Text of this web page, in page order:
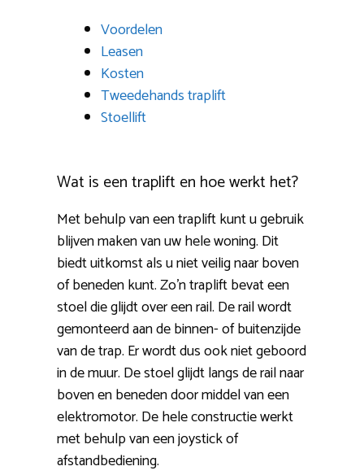
Voordelen
Leasen
Kosten
Tweedehands traplift
Stoellift
Wat is een traplift en hoe werkt het?
Met behulp van een traplift kunt u gebruik
blijven maken van uw hele woning. Dit
biedt uitkomst als u niet veilig naar boven
of beneden kunt. Zo’n traplift bevat een
stoel die glijdt over een rail. De rail wordt
gemonteerd aan de binnen- of buitenzijde
van de trap. Er wordt dus ook niet geboord
in de muur. De stoel glijdt langs de rail naar
boven en beneden door middel van een
elektromotor. De hele constructie werkt
met behulp van een joystick of
afstandbediening.